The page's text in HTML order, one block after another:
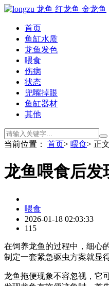
首页
鱼缸水质
龙鱼发色
喂食
伤病
状态
兜嘴掉眼
鱼缸器材
其他
当前位置： 首页> 喂食> 正文
龙鱼喂食后发
喂食
2026-01-18 02:03:33
115
在饲养龙鱼的过程中，细心
制定一套紧急驱虫方案就显
龙鱼拖便现象不容忽视，它